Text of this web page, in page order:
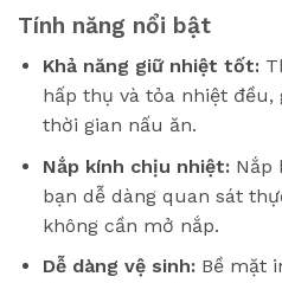
Tính năng nổi bật
Khả năng giữ nhiệt tốt:
hấp thụ và tỏa nhiệt
thời gian nấu ăn.
Nắp kính chịu nhiệt:Nắp
bạn dễ dàng quan sát
không cần mở nắp.
Dễ dàng vệ sinh:Bề mặt